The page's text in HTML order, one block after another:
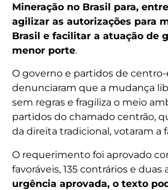
Mineração no Brasil para,
agilizar as autorizações para
Brasil e facilitar a atuação de
menor porte.
O governo e partidos de
denunciaram que a mudança
sem regras e fragiliza o meio
partidos do chamado centrão,
da direita tradicional, votaram a
O requerimento foi aprovado
favoráveis, 135 contrários e duas
urgência aprovada, o texto